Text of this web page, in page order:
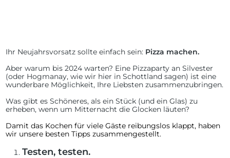
Ihr Neujahrsvorsatz sollte einfach sein: Pizza machen.
Aber warum bis 2024 warten? Eine Pizzaparty an Silvester
(oder Hogmanay, wie wir hier in Schottland sagen) ist eine
wunderbare Möglichkeit, Ihre Liebsten zusammenzubringen.
Was gibt es Schöneres, als ein Stück (und ein Glas) zu
erheben, wenn um Mitternacht die Glocken läuten?
Damit das Kochen für viele Gäste reibungslos klappt, haben
wir unsere besten Tipps zusammengestellt.
Testen, testen.